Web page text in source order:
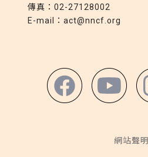
傳真： 02-27128002
E-mail： act@nncf.org
網站聲明